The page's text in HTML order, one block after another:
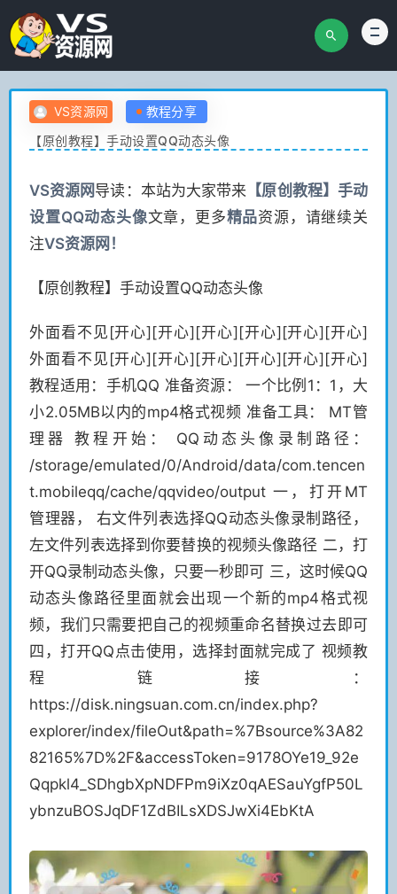
VS资源网
教程分享
【原创教程】手动设置QQ动态头像
VS资源网 导读：本站为大家带来 【原创教程】手动
设置QQ动态头像文章，更多精品资源，请继续关
注VS资源网！
【原创教程】手动设置QQ动态头像
外面看不见[开心][开心][开心][开心][开心][开心]
外面看不见[开心][开心][开心][开心][开心][开心]
教程适用：手机QQ 准备资源： 一个比例1：1，大
小2.05MB以内的mp4格式视频 准备工具： MT管
理器 教程开始： QQ动态头像录制路径：
/storage/emulated/0/Android/data/com.tencen
t.mobileqq/cache/qqvideo/output 一，打开MT
管理器， 右文件列表选择QQ动态头像录制路径，
左文件列表选择到你要替换的视频头像路径 二，打
开QQ录制动态头像，只要一秒即可 三，这时候QQ
动态头像路径里面就会出现一个新的mp4格式视
频，我们只需要把自己的视频重命名替换过去即可
四，打开QQ点击使用，选择封面就完成了 视频教
程链接：
https://disk.ningsuan.com.cn/index.php?
explorer/index/fileOut&path=%7Bsource%3A82
82165%7D%2F&accessToken=9178OYe19_92e
Qqpkl4_SDhgbXpNDFPm9iXz0qAESauYgfP50L
ybnzuBOSJqDF1ZdBILsXDSJwXi4EbKtA